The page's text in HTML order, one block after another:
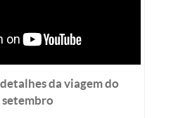
da viagem do
setembro